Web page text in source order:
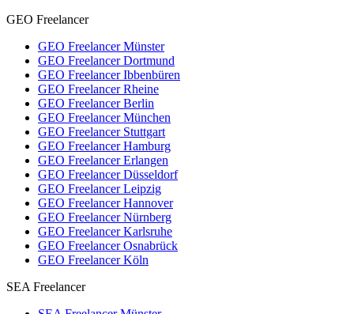
GEO Freelancer
GEO Freelancer Münster
GEO Freelancer Dortmund
GEO Freelancer Ibbenbüren
GEO Freelancer Rheine
GEO Freelancer Berlin
GEO Freelancer München
GEO Freelancer Stuttgart
GEO Freelancer Hamburg
GEO Freelancer Erlangen
GEO Freelancer Düsseldorf
GEO Freelancer Leipzig
GEO Freelancer Hannover
GEO Freelancer Nürnberg
GEO Freelancer Karlsruhe
GEO Freelancer Osnabrück
GEO Freelancer Köln
SEA Freelancer